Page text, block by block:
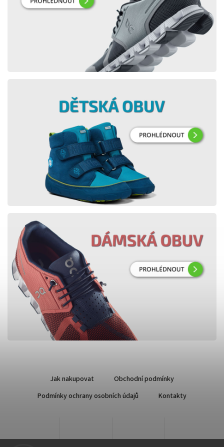
Jak nakupovat
Obchodní podmínky
Podmínky ochrany osobních údajů
Kontakty